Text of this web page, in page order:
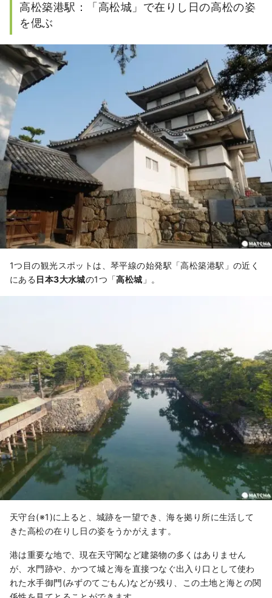
高松築港駅：「高松城」で在りし日の高松の姿
を偲ぶ
1つ目の観光スポットは、琴平線の始発駅「高松築港駅」の近く
にある 日本3大水城の1つ「高松城 」。
天守台(※1)に上ると、城跡を一望でき、海を拠り所に生活して
きた高松の在りし日の姿をうかがえます。
港は重要な地で、現在天守閣など建築物の多くはありません
が、水門跡や、かつて城と海を直接つなぐ出入り口として使わ
れた水手御門(みずのてごもん)などが残り、この土地と海との関